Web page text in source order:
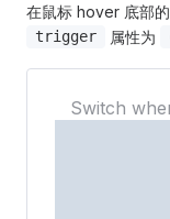
在鼠标 hover 底部
trigger 属性为
Switch